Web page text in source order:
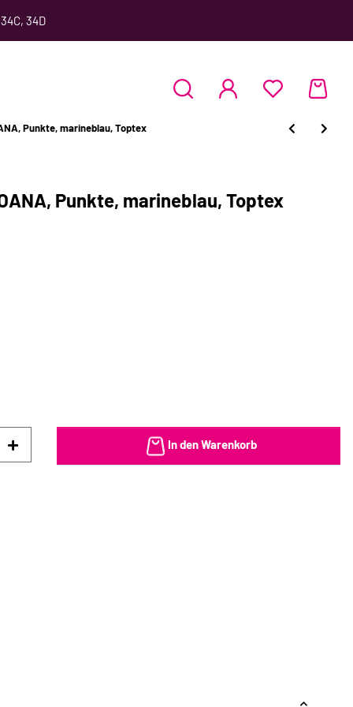
34D
Punkte, marineblau, Toptex
Punkte, marineblau, Toptex
In den Warenkorb